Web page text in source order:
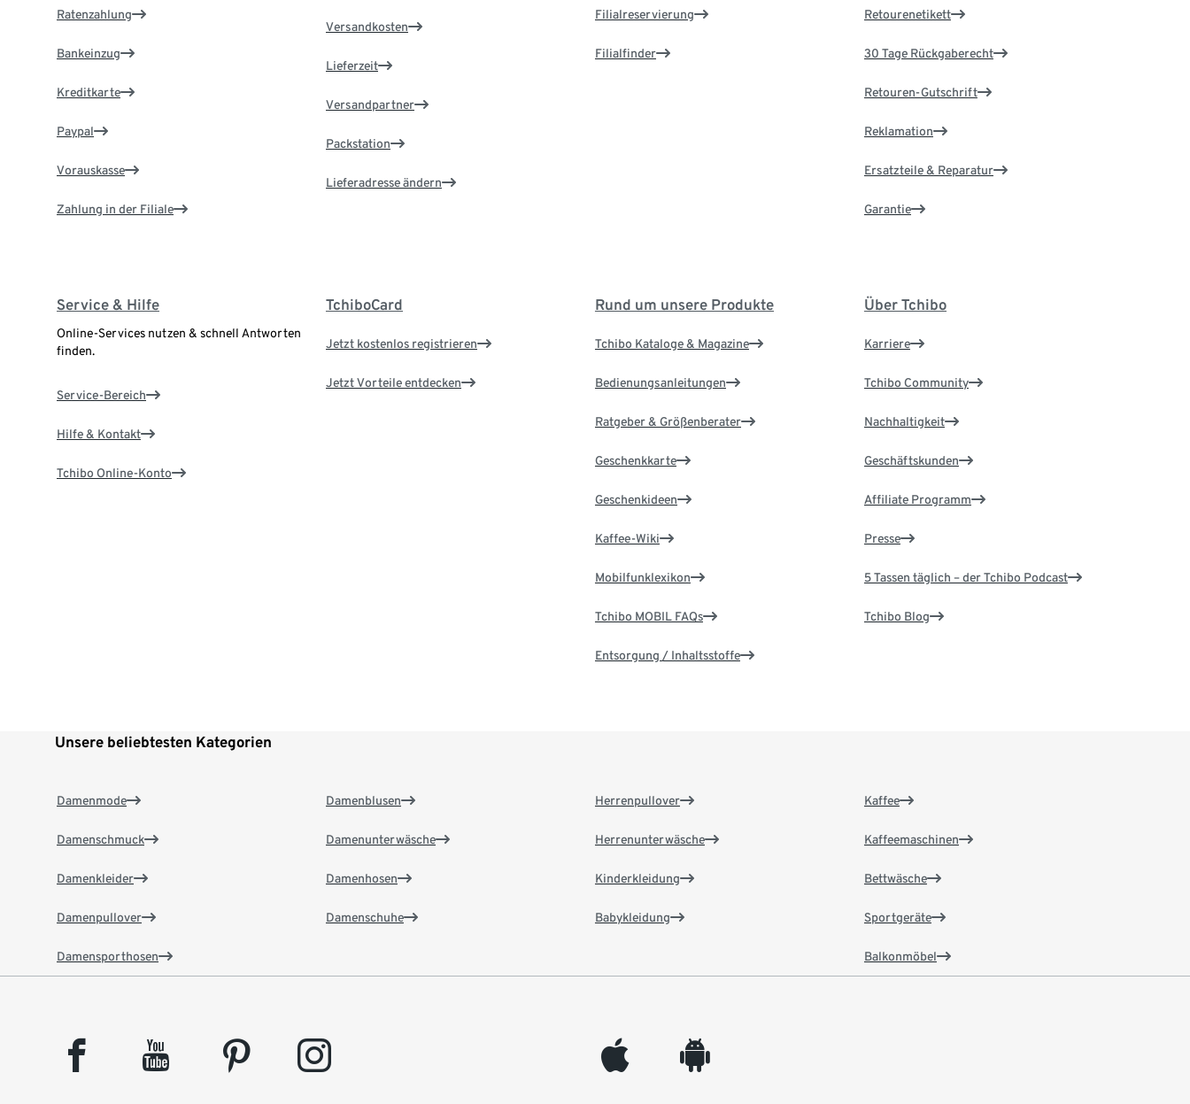
Ratenzahlung
Bankeinzug
Kreditkarte
Paypal
Vorauskasse
Zahlung in der Filiale
Versandkosten
Lieferzeit
Versandpartner
Packstation
Lieferadresse ändern
Filialreservierung
Filialfinder
Retourenetikett
30 Tage Rückgaberecht
Retouren-Gutschrift
Reklamation
Ersatzteile & Reparatur
Garantie
Service & Hilfe
Online-Services nutzen & schnell Antworten
finden.
Service-Bereich
Hilfe & Kontakt
Tchibo Online-Konto
TchiboCard
Jetzt kostenlos registrieren
Jetzt Vorteile entdecken
Rund um unsere Produkte
Tchibo Kataloge & Magazine
Bedienungsanleitungen
Ratgeber & Größenberater
Geschenkkarte
Geschenkideen
Kaffee-Wiki
Mobilfunklexikon
Tchibo MOBIL FAQs
Entsorgung / Inhaltsstoffe
Über Tchibo
Karriere
Tchibo Community
Nachhaltigkeit
Geschäftskunden
Affiliate Programm
Presse
5 Tassen täglich – der Tchibo Podcast
Tchibo Blog
Unsere beliebtesten Kategorien
Damenmode
Damenschmuck
Damenkleider
Damenpullover
Damensporthosen
Damenblusen
Damenunterwäsche
Damenhosen
Damenschuhe
Herrenpullover
Herrenunterwäsche
Kinderkleidung
Babykleidung
Kaffee
Kaffeemaschinen
Bettwäsche
Sportgeräte
Balkonmöbel
facebook youtube pinterest instagram appleinc android